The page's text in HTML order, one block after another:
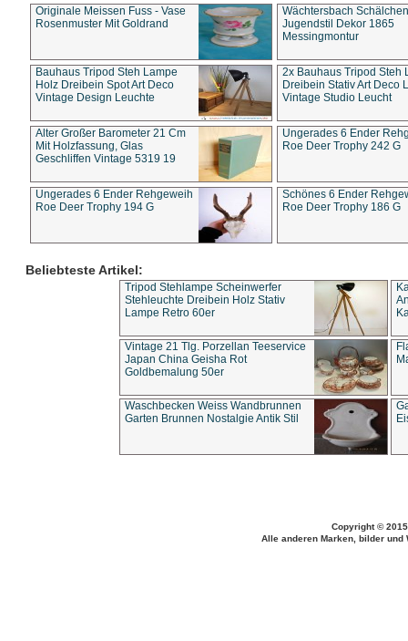
Originale Meissen Fuss - Vase
Rosenmuster Mit Goldrand
Wächtersbach Schälchen
Jugendstil Dekor 1865
Messingmontur
Bauhaus Tripod Steh Lampe
Holz Dreibein Spot Art Deco
Vintage Design Leuchte
2x Bauhaus Tripod Steh
Dreibein Stativ Art Deco
Vintage Studio Leucht
Alter Großer Barometer 21 Cm
Mit Holzfassung, Glas
Geschliffen Vintage 5319 19
Ungerades 6 Ender
Roe Deer Trophy 242 G
Ungerades 6 Ender Rehgeweih
Roe Deer Trophy 194 G
Schönes 6 Ender
Roe Deer Trophy 186 G
Beliebteste Artikel:
Tripod Stehlampe Scheinwerfer
Stehleuchte Dreibein Holz Stativ
Lampe Retro 60er
Vintage 21 Tlg. Porzellan Teeservice
Japan China Geisha Rot
Goldbemalung 50er
Waschbecken Weiss Wandbrunnen
Garten Brunnen Nostalgie Antik Stil
Copyright ©
Alle anderen Marken, bilder und